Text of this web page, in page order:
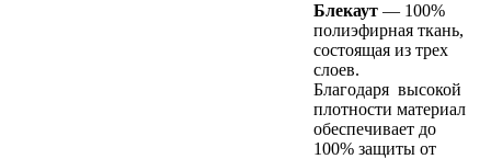
Блекаут — 100%
полиэфирная ткань,
состоящая из трех
слоев.
Благодаря высокой
плотности материал
обеспечивает до
100% защиты от